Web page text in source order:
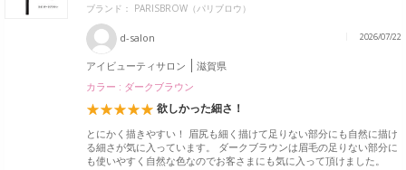
ブランド： PARISBROW（パリブロウ）
d-salon 2026/07/22
アイビューティサロン
滋賀県
カラー : ダークブラウン
欲しかった細さ！
とにかく描きやすい！ 眉尻も細く描けて足りない部分にも自然に描け
る細さが気に入っています。 ダークブラウンは眉毛の足りない部分に
も使いやすく自然な色なのでお客さまにも気に入って頂けました。